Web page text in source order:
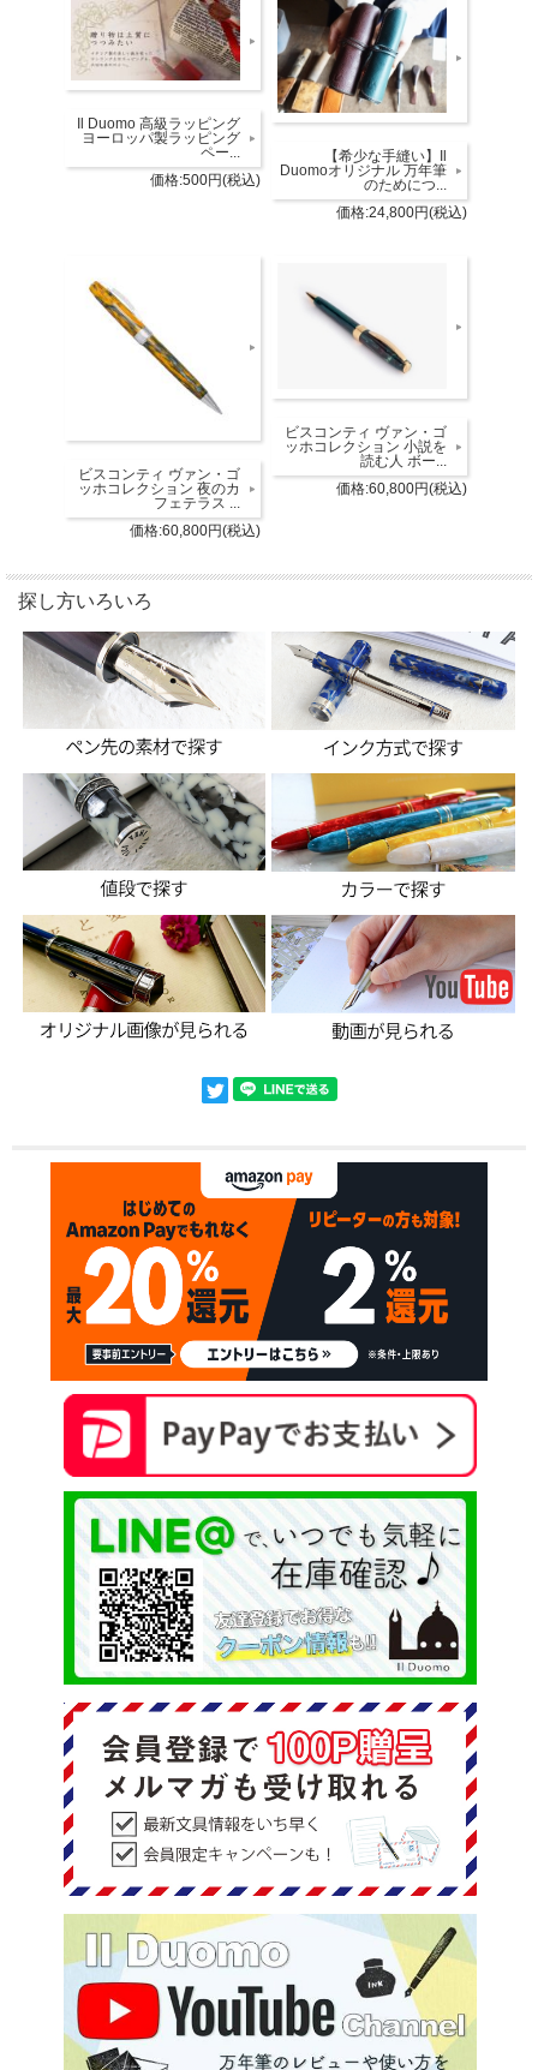
Il Duomo 高級ラッピング
ヨーロッパ製ラッピング
ペー...
価格:500円(税込)
【希少な手縫い】Il
Duomoオリジナル 万年筆
のためにつ...
価格:24,800円(税込)
ビスコンティ ヴァン・ゴ
ッホコレクション 夜のカ
フェテラス ...
価格:60,800円(税込)
ビスコンティ ヴァン・ゴ
ッホコレクション 小説を
読む人 ボー...
価格:60,800円(税込)
探し方いろいろ